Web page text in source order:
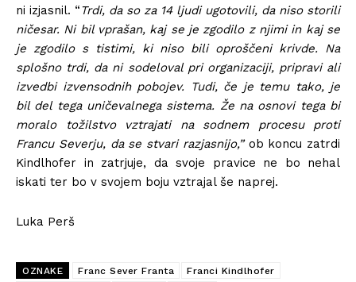
ni izjasnil. “Trdi, da so za 14 ljudi ugotovili, da niso storili
ničesar. Ni bil vprašan, kaj se je zgodilo z njimi in kaj se
je zgodilo s tistimi, ki niso bili oproščeni krivde. Na
splošno trdi, da ni sodeloval pri organizaciji, pripravi ali
izvedbi izvensodnih pobojev. Tudi, če je temu tako, je
bil del tega uničevalnega sistema. Že na osnovi tega bi
moralo tožilstvo vztrajati na sodnem procesu proti
Francu Severju, da se stvari razjasnijo,”ob koncu zatrdi
Kindlhofer in zatrjuje, da svoje pravice ne bo nehal
iskati ter bo v svojem boju vztrajal še naprej.
Luka Perš
OZNAKE Franc Sever Franta
Franci Kindlhofer